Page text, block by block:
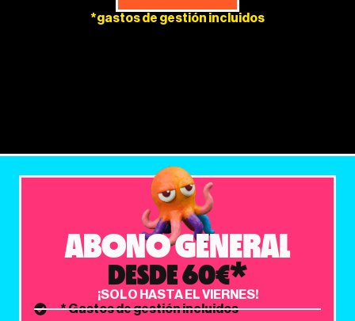
*gastos de gestión incluidos
ABONO GENERAL
DESDE 60€*
¡SOLO HASTA EL VIERNES!
* Gastos de gestión incluidos